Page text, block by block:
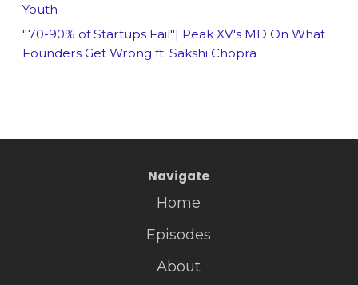
Youth
"70-90% of Startups Fail"| Peak XV's MD On What
Founders Get Wrong ft. Sakshi Chopra
Navigate
Home
Episodes
About